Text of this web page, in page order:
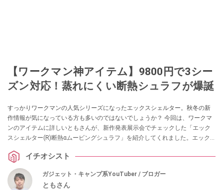
【ワークマン神アイテム】9800円で3シー
ズン対応！蒸れにくい断熱シュラフが爆誕
すっかりワークマンの人気シリーズになったエックスシェルター。秋冬の新
作情報が気になっている方も多いのではないでしょうか？ 今回は、ワークマ
ンのアイテムに詳しいともさんが、新作発表展示会でチェックした「エック
スシェルター(R)断熱αムービングシュラフ」を紹介してくれました。エック
さい。 イチオシスト
ガジェット・キャンプ系YouTuber / ブロガー
ともさん